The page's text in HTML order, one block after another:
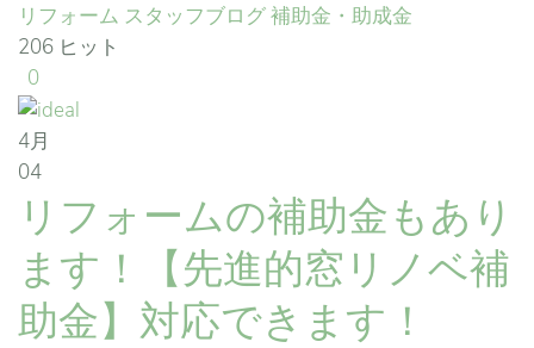
リフォーム スタッフブログ補助金・助成金
206 ヒット
0
4月
04
リフォームの補助金もあり
ます！【先進的窓リノベ補
助金】対応できます！